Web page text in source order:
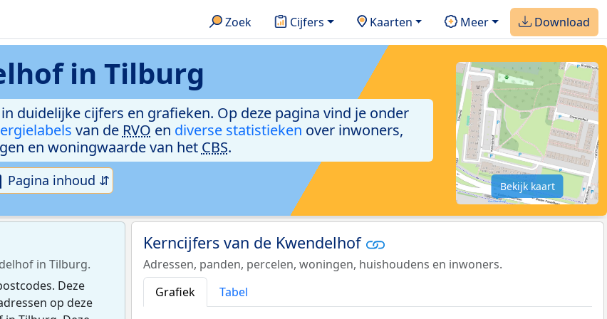
Zoek Cijfers Kaarten Meer Download
in Tilburg
duidelijke cijfers en grafieken. Op deze pagina vind je onder
van de RVO en diverse statistieken over inwoners,
en woningwaarde van het CBS.
Pagina inhoud ⇵ Bekijk kaart
in Tilburg.
Deze
op deze
Kerncijfers van de Kwendelhof
Adressen, panden, percelen, woningen, huishoudens en inwoners.
Grafiek
Tabel